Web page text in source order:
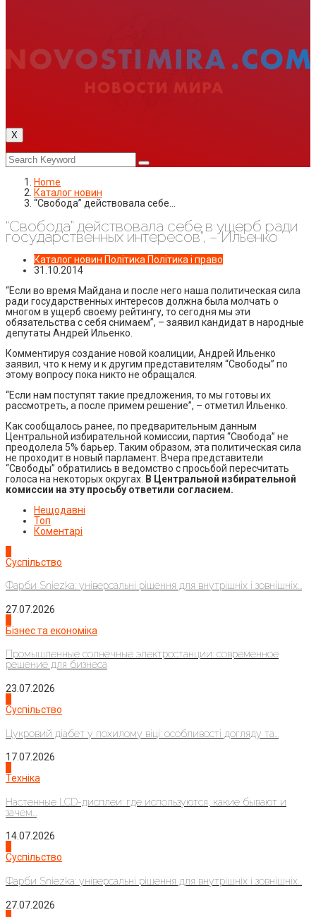
X
Home
Каталог новин
“Свобода” действовала себе…
“Свобода” действовала себе в ущерб ради
государственных интересов”, – Ильенко
Каталог новин Політика Політика і право
31.10.2014
“Если во время Майдана и после него наша политическая сила
ради государственных интересов должна была молчать о
многом в ущерб своему рейтингу, то сегодня мы эти
обязательства с себя снимаем”, – заявил кандидат в народные
депутаты Андрей Ильенко.
Комментируя создание новой коалиции, Андрей Ильенко
заявил, что к нему и к другим представителям “Свободы” по
этому вопросу пока никто не обращался.
“Если нам поступят такие предложения, то мы готовы их
рассмотреть, а после примем решение”, – отметил Ильенко.
Как сообщалось ранее, по предварительным данным
Центральной избирательной комиссии, партия “Свобода” не
преодолела 5% барьер. Таким образом, эта политическая сила
не проходит в новый парламент. Вчера представители
“Свободы” обратились в ведомство с просьбой пересчитать
голоса на некоторых округах. В Центральной избирательной
комиссии на эту просьбу ответили согласием.
Нещодавні
Топ
Коментарі
Суспільство
Фарби Sniezka: універсальні рішення для внутрішніх і зовнішніх...
27.07.2026
Бізнес та економіка
Промышленные солнечные электростанции: современное
решение для бизнеса
23.07.2026
Суспільство
Цукровий діабет у похилому віці: особливості догляду та...
17.07.2026
Техніка
Настенные LCD-дисплеи: где используются, какие бывают и
зачем...
14.07.2026
Суспільство
Фарби Sniezka: універсальні рішення для внутрішніх і зовнішніх...
27.07.2026